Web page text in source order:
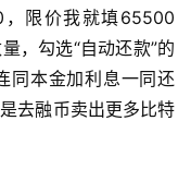
限价我就填65500
，勾选“自动还款”的
同本金加利息一同还
去融币卖出更多比特